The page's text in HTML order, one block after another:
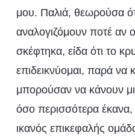
μου. Παλιά, θεωρούσα
αναλογιζόμουν ποτέ αν
σκέφτηκα, είδα ότι το
επιδεικνύομαι, παρά να
μπορούσαν να κάνουν
όσο περισσότερα έκανα,
ικανός επικεφαλής